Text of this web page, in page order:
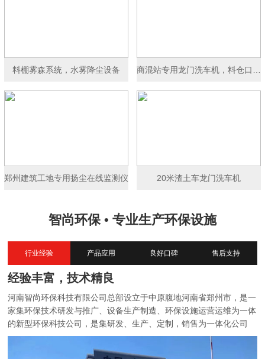
料棚雾森系统，水雾降尘设备 商混站专用龙门洗车机，料仓口洗车机
郑州建筑工地专用扬尘在线监测仪 20米渣土车龙门洗车机
智尚环保 • 专业生产环保设施
行业经验 产品应用 良好口碑 售后支持
经验丰富，技术精良
河南智尚环保科技有限公司总部设立于中原腹地河南省郑州市，是一
家集环保技术研发与推广、设备生产制造、环保设施运营运维为一体
的新型环保科技公司，是集研发、生产、定制，销售为一体化公司